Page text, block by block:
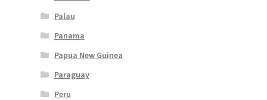
Palau
Panama
Papua New Guinea
Paraguay
Peru